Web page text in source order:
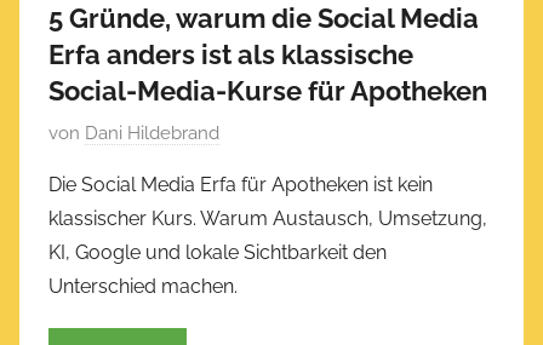
5 Gründe, warum die Social Media
Erfa anders ist als klassische
Social-Media-Kurse für Apotheken
V
r
ö
f
f
von Dani Hildebrand
Die Social Media Erfa für Apotheken ist kein
klassischer Kurs. Warum Austausch, Umsetzung,
KI, Google und lokale Sichtbarkeit den
Unterschied machen.